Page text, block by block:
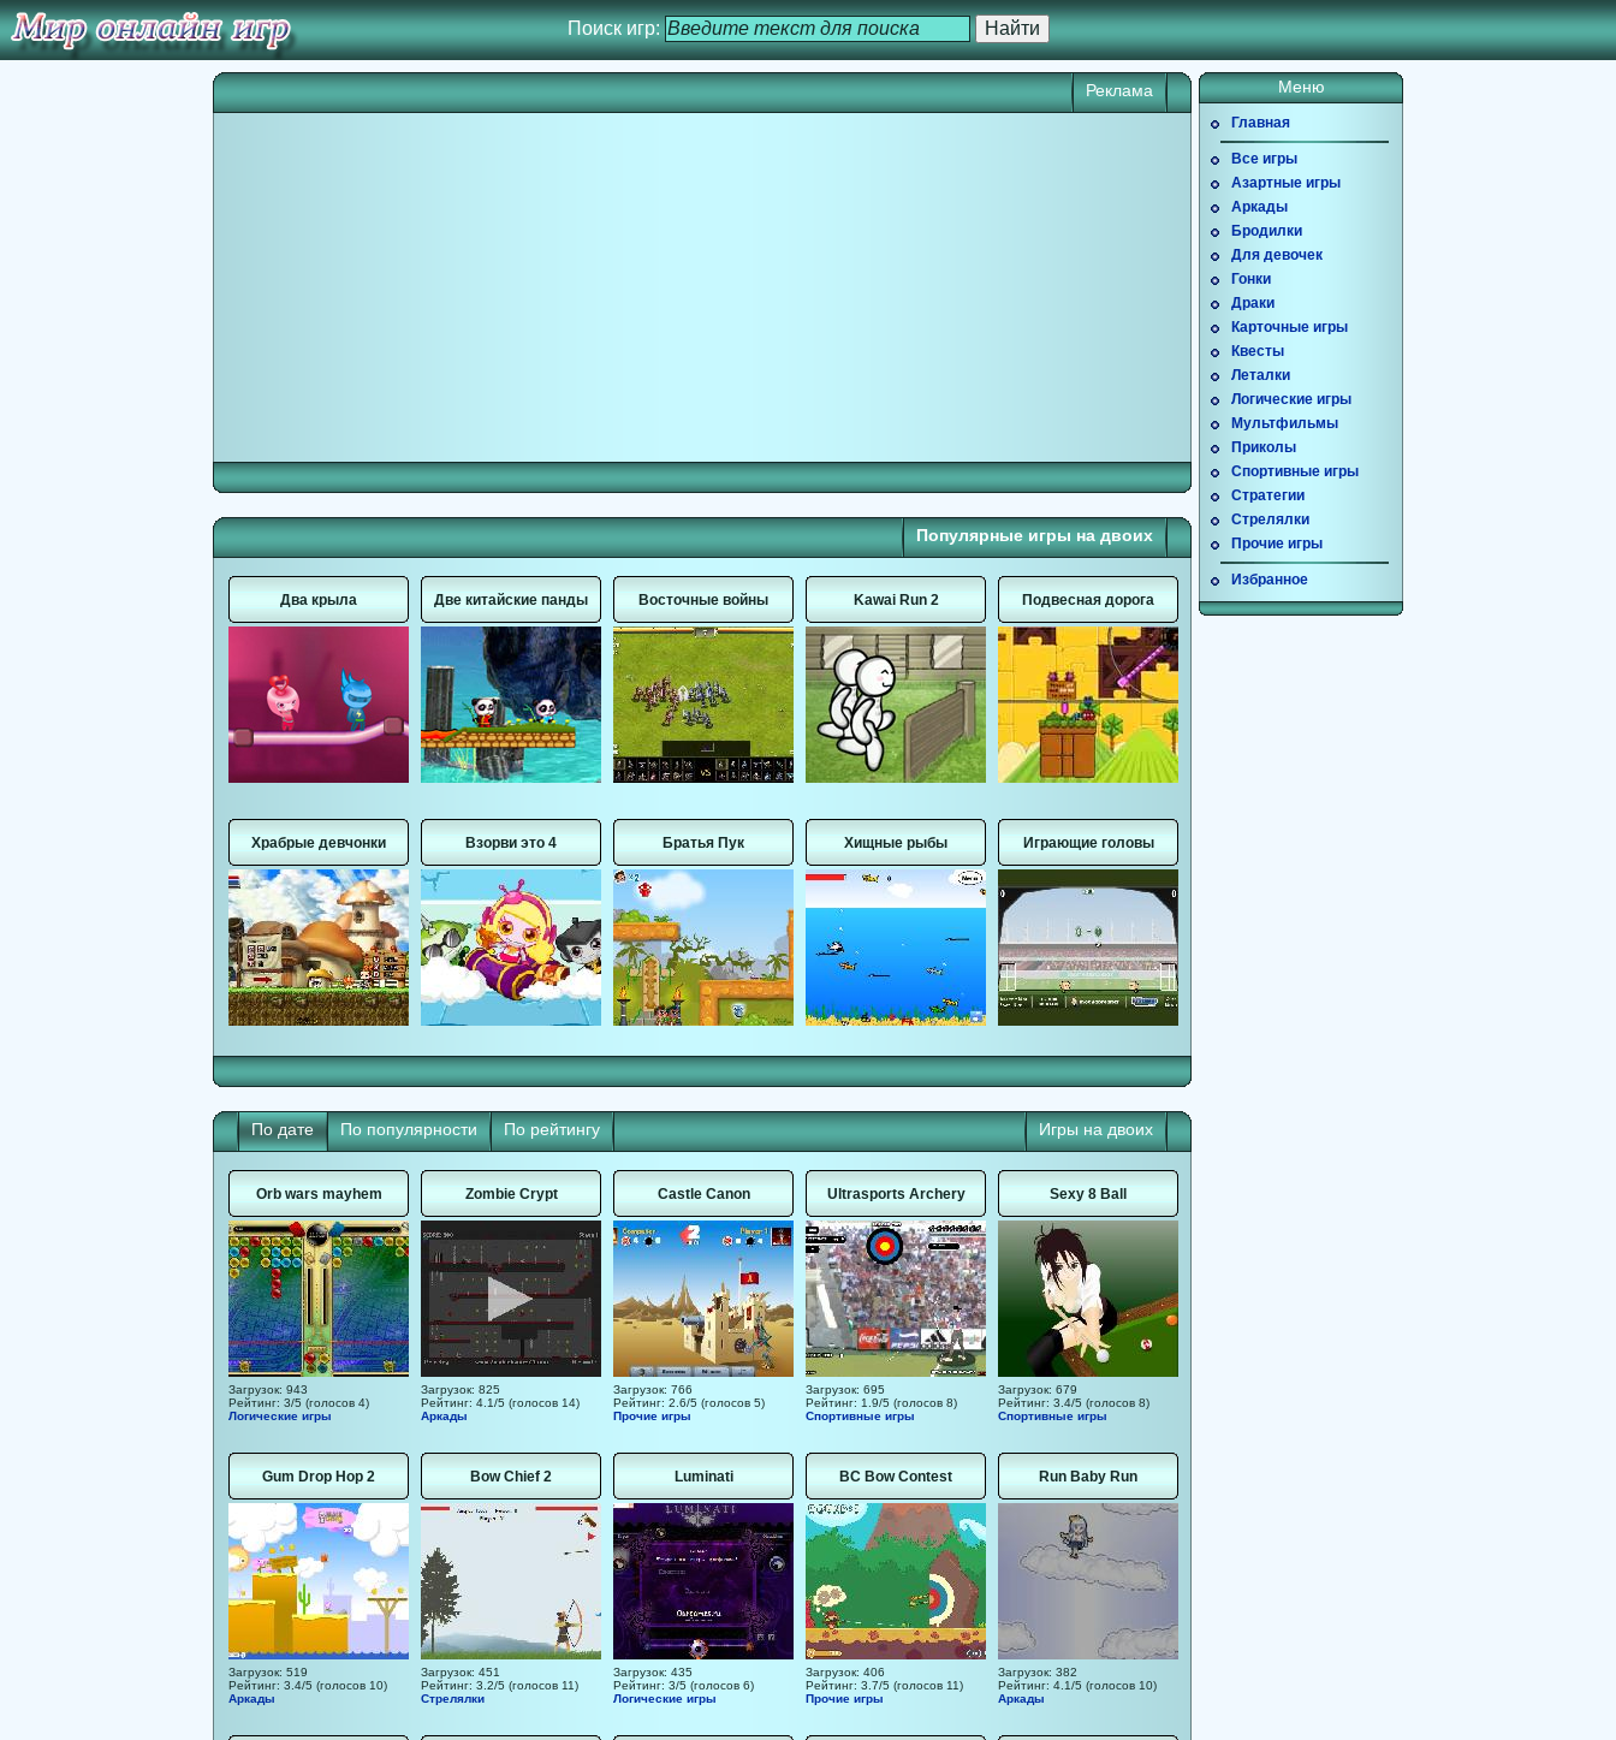
Поиск игр:
Реклама
Популярные игры на двоих
Два крыла Две китайские панды Восточные войны Kawai Run 2 Подвесная дорога
Храбрые девчонки Взорви это 4 Братья Пук Хищные рыбы Играющие головы
Игры на двоих
По дате По популярности По рейтингу
Orb wars mayhem
Загрузок: 943
Рейтинг: 3/5 (голосов 4)
Логические игры
Zombie Crypt
Загрузок: 825
Рейтинг: 4.1/5 (голосов 14)
Аркады
Castle Canon
Загрузок: 766
Рейтинг: 2.6/5 (голосов 5)
Прочие игры
Ultrasports Archery
Загрузок: 695
Рейтинг: 1.9/5 (голосов 8)
Спортивные игры
Sexy 8 Ball
Загрузок: 679
Рейтинг: 3.4/5 (голосов 8)
Спортивные игры
Gum Drop Hop 2
Загрузок: 519
Рейтинг: 3.4/5 (голосов 10)
Аркады
Bow Chief 2
Загрузок: 451
Рейтинг: 3.2/5 (голосов 11)
Стрелялки
Luminati
Загрузок: 435
Рейтинг: 3/5 (голосов 6)
Логические игры
BC Bow Contest
Загрузок: 406
Рейтинг: 3.7/5 (голосов 11)
Прочие игры
Run Baby Run
Загрузок: 382
Рейтинг: 4.1/5 (голосов 10)
Аркады
Меню
Главная
Все игры
Азартные игры
Аркады
Бродилки
Для девочек
Гонки
Драки
Карточные игры
Квесты
Леталки
Логические игры
Мультфильмы
Приколы
Спортивные игры
Стратегии
Стрелялки
Прочие игры
Избранное